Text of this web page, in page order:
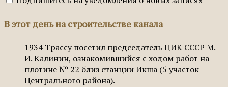
В этот день на строительстве канала
1934 Трассу посетил председатель ЦИК СССР М.
И. Калинин, ознакомившийся с ходом работ на
плотине № 22 близ станции Икша (5 участок
Центрального района).